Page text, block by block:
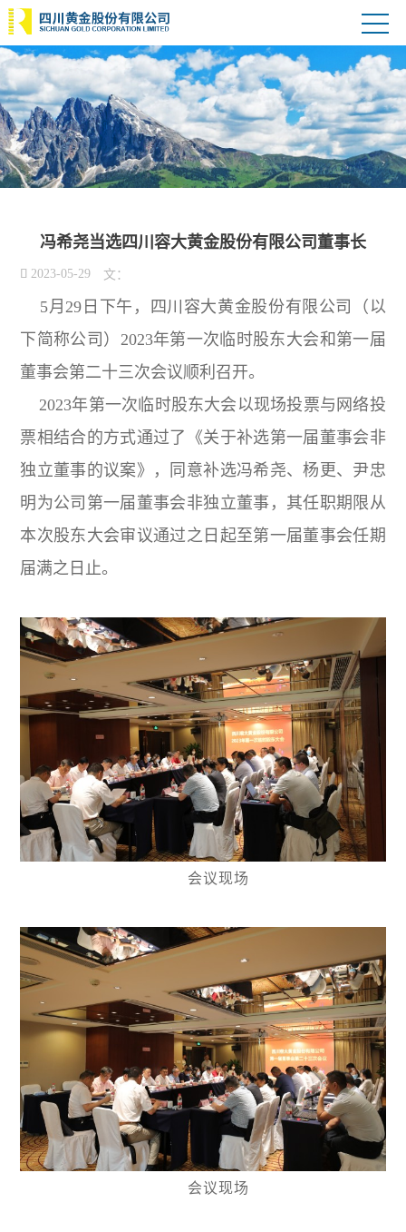
冯希尧当选四川容大黄金股份有限公司董事长
 2023-05-29 文：
5月29日下午，四川容大黄金股份有限公司（以
下简称公司）2023年第一次临时股东大会和第一届
董事会第二十三次会议顺利召开。
2023年第一次临时股东大会以现场投票与网络投
票相结合的方式通过了《关于补选第一届董事会非
独立董事的议案》，同意补选冯希尧、杨更、尹忠
明为公司第一届董事会非独立董事，其任职期限从
本次股东大会审议通过之日起至第一届董事会任期
届满之日止。
会议现场
会议现场